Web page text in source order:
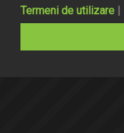
Termeni de utilizare |